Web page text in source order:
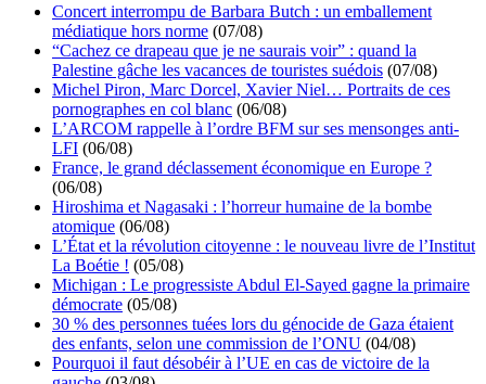
Concert interrompu de Barbara Butch : un emballement
médiatique hors norme (07/08)
“Cachez ce drapeau que je ne saurais voir” : quand la
Palestine gâche les vacances de touristes suédois (07/08)
Michel Piron, Marc Dorcel, Xavier Niel… Portraits de ces
pornographes en col blanc (06/08)
L’ARCOM rappelle à l’ordre BFM sur ses mensonges anti-
LFI (06/08)
France, le grand déclassement économique en Europe ?
(06/08)
Hiroshima et Nagasaki : l’horreur humaine de la bombe
atomique (06/08)
L’État et la révolution citoyenne : le nouveau livre de l’Institut
La Boétie ! (05/08)
Michigan : Le progressiste Abdul El-Sayed gagne la primaire
démocrate (05/08)
30 % des personnes tuées lors du génocide de Gaza étaient
des enfants, selon une commission de l’ONU (04/08)
Pourquoi il faut désobéir à l’UE en cas de victoire de la